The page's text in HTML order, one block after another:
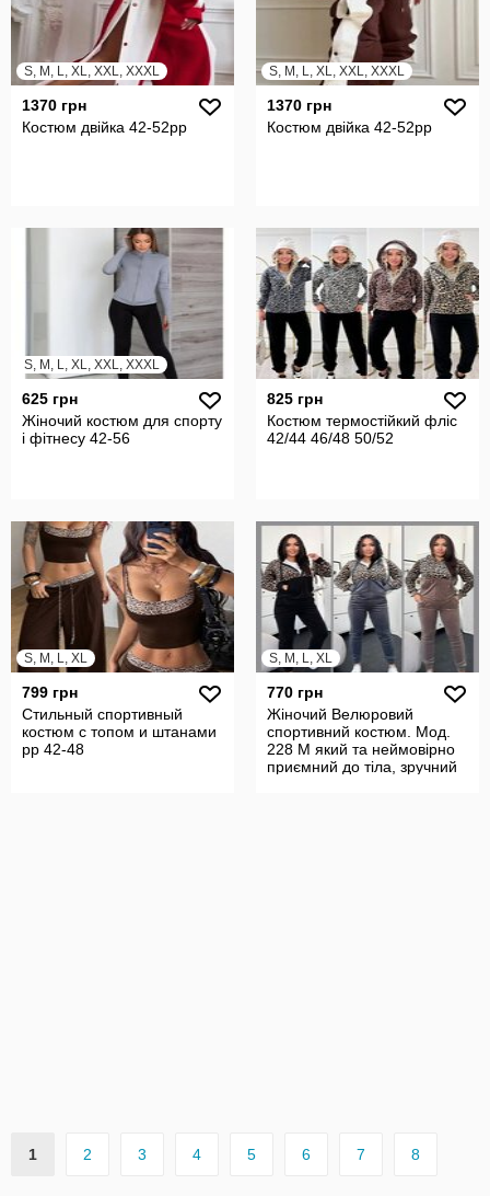
S, M, L, XL, XXL, XXXL
1370 грн
Костюм двійка 42-52рр
S, M, L, XL, XXL, XXXL
1370 грн
Костюм двійка 42-52рр
S, M, L, XL, XXL, XXXL
625 грн
Жіночий костюм для спорту
і фітнесу 42-56
825 грн
Костюм термостійкий фліс
42/44 46/48 50/52
S, M, L, XL
799 грн
Стильный спортивный
костюм с топом и штанами
рр 42-48
S, M, L, XL
770 грн
Жіночий Велюровий
спортивний костюм. Мод.
228 М який та неймовірно
приємний до тіла, зручний
1 2 3 4 5 6 7 8